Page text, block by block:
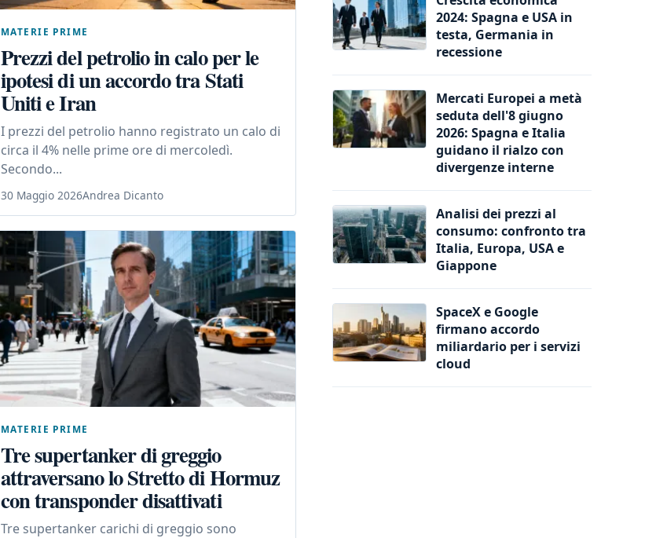
MATERIE PRIME
Prezzi del petrolio in calo per le
ipotesi di un accordo tra Stati
Uniti e Iran
I prezzi del petrolio hanno registrato un calo di
circa il 4% nelle prime ore di mercoledì.
Secondo...
30 Maggio 2026Andrea Dicanto
MATERIE PRIME
Tre supertanker di greggio
attraversano lo Stretto di Hormuz
con transponder disattivati
Tre supertanker carichi di greggio sono
2024: Spagna e USA in
testa, Germania in
recessione
Mercati Europei a metà
seduta dell'8 giugno
2026: Spagna e Italia
guidano il rialzo con
divergenze interne
Analisi dei prezzi al
consumo: confronto tra
Italia, Europa, USA e
Giappone
SpaceX e Google
firmano accordo
miliardario per i servizi
cloud